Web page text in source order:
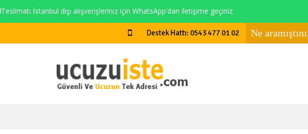
Teslimatı İstanbul dışı alışverişleriniz için WhatsApp'dan iletişime geçiniz
Destek Hattı: 0543 477 01 02